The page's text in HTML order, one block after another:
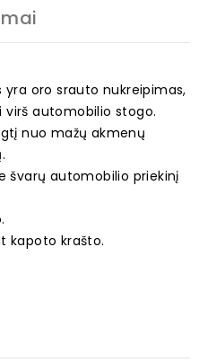
oro srauto nukreipimas,
virš automobilio stogo.
nuo mažų akmenų
švarų automobilio priekinį
kapoto krašto.